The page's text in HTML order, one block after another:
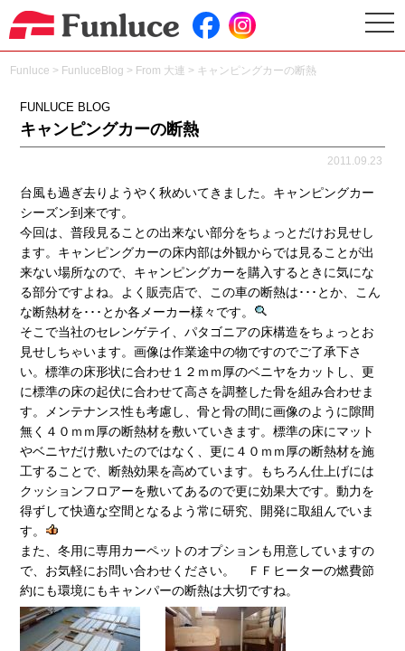
Funluce > FunluceBlog > From 大連 > キャンピングカーの断熱
FUNLUCE BLOG
キャンピングカーの断熱
2011.09.23
台風も過ぎ去りようやく秋めいてきました。キャンピングカー
シーズン到来です。
今回は、普段見ることの出来ない部分をちょっとだけお見せし
ます。キャンピングカーの床内部は外観からでは見ることが出
来ない場所なので、キャンピングカーを購入するときに気にな
る部分ですよね。よく販売店で、この車の断熱は･･･とか、こん
な断熱材を･･･とか各メーカー様々です。
そこで当社のセレンゲテイ、パタゴニアの床構造をちょっとお
見せしちゃいます。画像は作業途中の物ですのでご了承下さ
い。標準の床形状に合わせ１２ｍｍ厚のベニヤをカットし、更
に標準の床の起伏に合わせて高さを調整した骨を組み合わせま
す。メンテナンス性も考慮し、骨と骨の間に画像のように隙間
無く４０ｍｍ厚の断熱材を敷いていきます。標準の床にマット
やベニヤだけ敷いたのではなく、更に４０ｍｍ厚の断熱材を施
工することで、断熱効果を高めています。もちろん仕上げには
クッションフロアーを敷いてあるので更に効果大です。動力を
得ずして快適な空間となるよう常に研究、開発に取組んでいま
す。
また、冬用に専用カーペットのオプションも用意していますの
で、お気軽にお問い合わせください。 ＦＦヒーターの燃費節
約にも環境にもキャンパーの断熱は大切ですね。